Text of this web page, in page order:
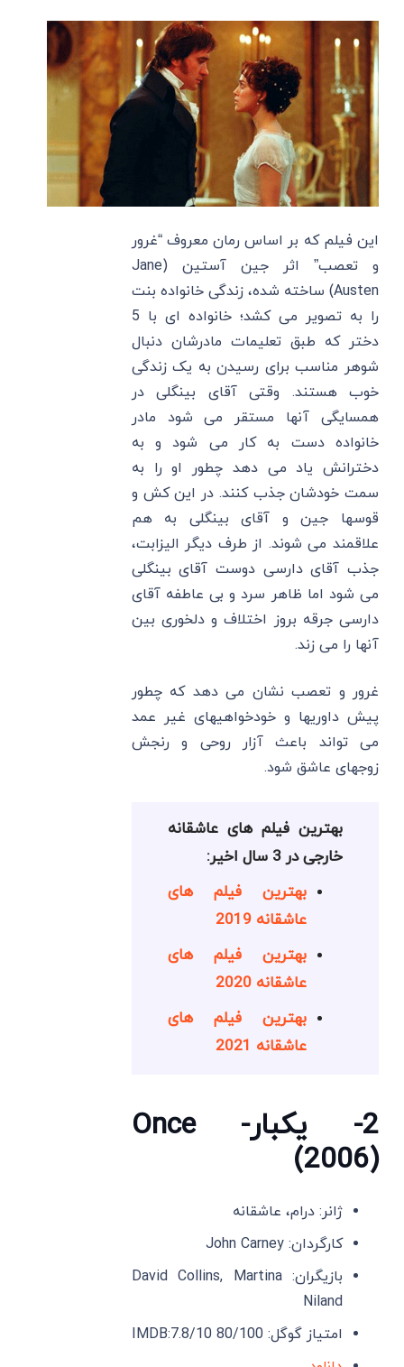
این فیلم که بر اساس رمان معروف “غرور
و تعصب” اثر جین آستین (Jane
Austen) ساخته شده، زندگی خانواده بنت
را به تصویر می کشد؛ خانواده ای با 5
دختر که طبق تعلیمات مادرشان دنبال
شوهر مناسب برای رسیدن به یک زندگی
خوب هستند. وقتی آقای بینگلی در
همسایگی آنها مستقر می شود مادر
خانواده دست به کار می شود و به
دخترانش یاد می دهد چطور او را به
سمت خودشان جذب کنند. در این کش و
قوسها جین و آقای بینگلی به هم
علاقمند می شوند. از طرف دیگر الیزابت،
جذب آقای دارسی دوست آقای بینگلی
می شود اما ظاهر سرد و بی عاطفه آقای
دارسی جرقه بروز اختلاف و دلخوری بین
آنها را می زند.
غرور و تعصب نشان می دهد که چطور
پیش داوریها و خودخواهیهای غیر عمد
می تواند باعث آزار روحی و رنجش
زوجهای عاشق شود.
بهترین فیلم های عاشقانه
خارجی در 3 سال اخیر:
بهترین فیلم های
عاشقانه 2019
بهترین فیلم های
عاشقانه 2020
بهترین فیلم های
عاشقانه 2021
2- یکبار- Once
(2006)
ژانر: درام، عاشقانه
کارگردان: John Carney
بازیگران: David Collins, Martina
Niland
امتیاز گوگل: 80/100 IMDB:7.8/10